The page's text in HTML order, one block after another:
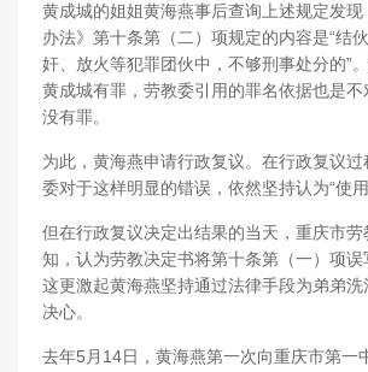
黄成城的姐姐黄海燕事后查询上述规定发
办法》第十条第（二）项规定的内容是“结
奸、放火等犯罪团伙中，不够刑事处分的”
黄成城有罪，劳教委引用的罪名依据也是
没有罪。
为此，黄海燕申请行政复议。在行政复议
委对于这样明显的错误，依然坚持认为“使用
但在行政复议决定出结果的当天，重庆市劳
知，认为劳教决定书将第十条第（一）项误
这更激起黄海燕坚持通过法律手段为弟弟
决心。
去年5月14日，黄海燕第一次向重庆市第一